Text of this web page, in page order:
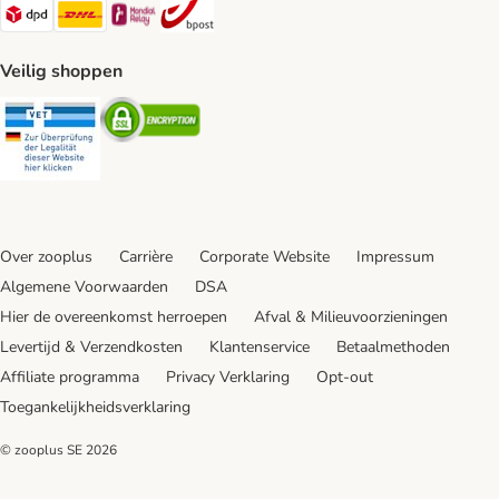
Dpd Shipping Method
DHL Shipping Method
Mondial Relay Shipping Method
Veilig shoppen
Security Security
Over zooplus Carrière Corporate Website
Impressum
Algemene Voorwaarden
DSA
Hier de overeenkomst herroepen
Afval & Milieuvoorzieningen
Levertijd & Verzendkosten
Klantenservice
Betaalmethoden
Affiliate programma
Privacy Verklaring
Opt-out
Toegankelijkheidsverklaring
© zooplus SE 2026